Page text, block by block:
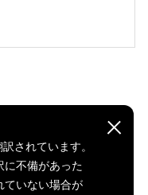
すべて
されています。
に不備があった
ていない場合が